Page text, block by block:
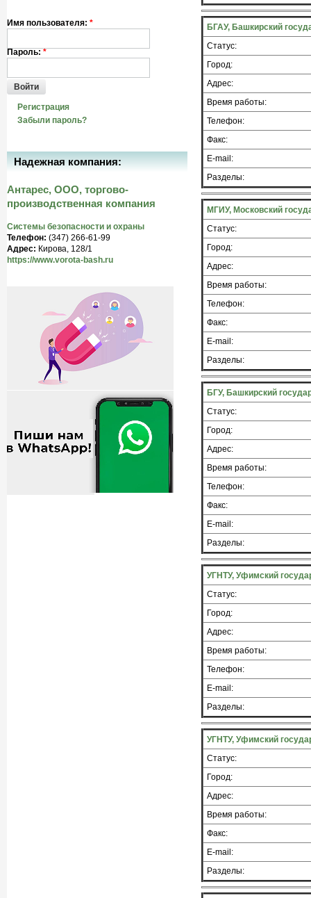
БГАУ, Башкирский
Статус:
Город:
Адрес:
Время работы:
Телефон:
Факс:
E-mail:
Разделы:
МГИУ, Московский
Статус:
Город:
Адрес:
Время работы:
Телефон:
Факс:
E-mail:
Разделы:
БГУ, Башкирский
Статус:
Город:
Адрес:
Время работы:
Телефон:
Факс:
E-mail:
Разделы:
УГНТУ, Уфимский
Статус:
Город:
Адрес:
Время работы:
Телефон:
E-mail:
Разделы:
УГНТУ, Уфимский
Статус:
Город:
Адрес:
Время работы:
Факс:
E-mail:
Разделы:
Имя пользователя: *
Пароль: *
Войти
Регистрация
Забыли пароль?
Надежная компания:
Антарес, ООО, торгово-
производственная компания
Системы безопасности и охраны
Телефон: (347) 266-61-99
Адрес: Кирова, 128/1
https://www.vorota-bash.ru